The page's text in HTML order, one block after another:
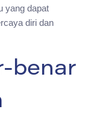
yang dapat
diri dan
benar